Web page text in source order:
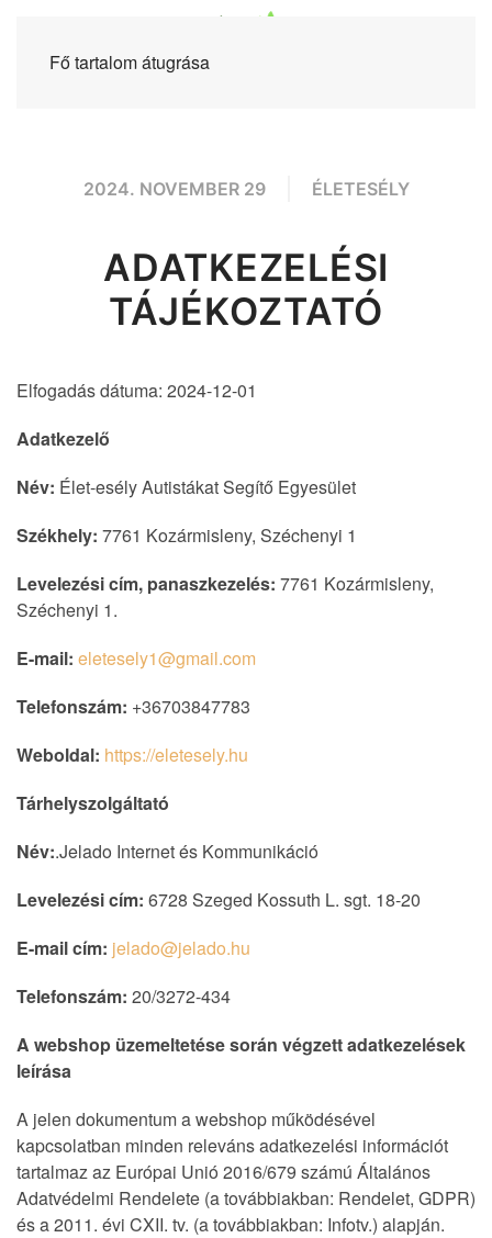
Fő tartalom átugrása
2024. NOVEMBER 29 ÉLETESÉLY
ADATKEZELÉSI
TÁJÉKOZTATÓ
Elfogadás dátuma: 2024-12-01
Adatkezelő
Név: Élet-esély Autistákat Segítő Egyesület
Székhely: 7761 Kozármisleny, Széchenyi 1
Levelezési cím, panaszkezelés: 7761 Kozármisleny,
Széchenyi 1.
E-mail: eletesely1@gmail.com
Telefonszám: +36703847783
Weboldal: https://eletesely.hu
Tárhelyszolgáltató
Név:.Jelado Internet és Kommunikáció
Levelezési cím: 6728 Szeged Kossuth L. sgt. 18-20
E-mail cím: jelado@jelado.hu
Telefonszám: 20/3272-434
A webshop üzemeltetése során végzett adatkezelések
leírása
A jelen dokumentum a webshop működésével
kapcsolatban minden releváns adatkezelési információt
tartalmaz az Európai Unió 2016/679 számú Általános
Adatvédelmi Rendelete (a továbbiakban: Rendelet, GDPR)
és a 2011. évi CXII. tv. (a továbbiakban: Infotv.) alapján.